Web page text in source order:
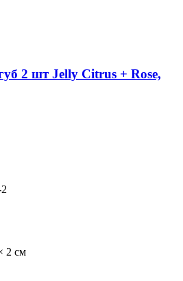
2 шт Jelly Citrus + Rose,
2 см